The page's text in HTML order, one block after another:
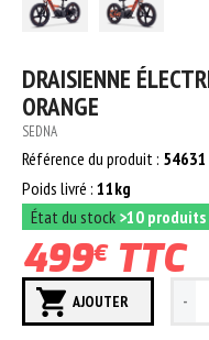
DRAISIENNE
ORANGE
SEDNA
Référence du produit : 54631
Poids livré : 11kg
État du stock >10
499€TTC
AJOUTER